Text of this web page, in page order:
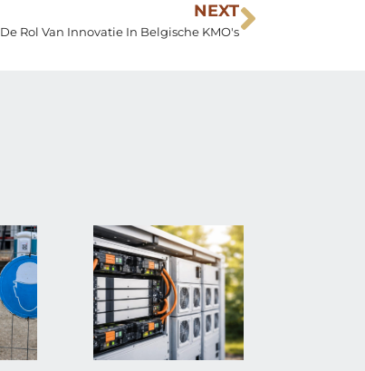
NEXT
De Rol Van Innovatie In Belgische KMO's